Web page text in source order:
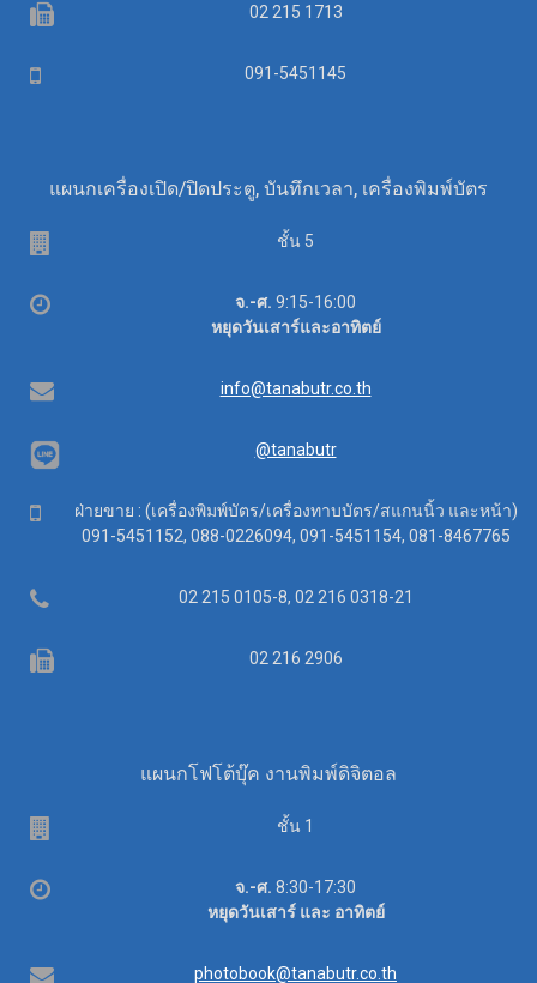
Fax 02 215 1713
Mobile 091-5451145
แผนกเครื่องเปิด/ปิดประตู, บันทึกเวลา, เครื่องพิมพ์บัตร
ชั้น 5
Office
จ.-ศ. 9:15-16:00
หยุดวันเสาร์และอาทิตย์
Email info@tanabutr.co.th
@tanabutr
Mobileฝ่ายขาย : (เครื่องพิมพ์บัตร/เครื่องทาบบัตร/สแกนนิ้ว และหน้า)
091-5451152, 088-0226094, 091-5451154, 081-8467765
Telephone 02 215 0105-8, 02 216 0318-21
Fax 02 216 2906
แผนกโฟโต้บุ๊ค งานพิมพ์ดิจิตอล
ชั้น 1
เวลา
จ.-ศ. 8:30-17:30
หยุดวันเสาร์ และ อาทิตย์
อีเมล photobook@tanabutr.co.th